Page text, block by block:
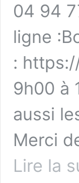
04 94
ligne
:
9h00 à
aussi
Merci
Lire la